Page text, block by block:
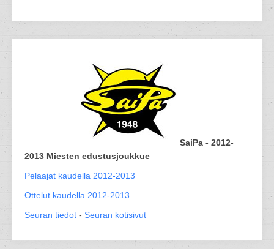
SaiPa - 2012-
2013 Miesten edustusjoukkue
Pelaajat kaudella 2012-2013
Ottelut kaudella 2012-2013
Seuran tiedot - Seuran kotisivut